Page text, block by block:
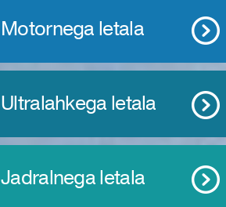
Motornega letala
Ultralahkega letala
Jadralnega letala